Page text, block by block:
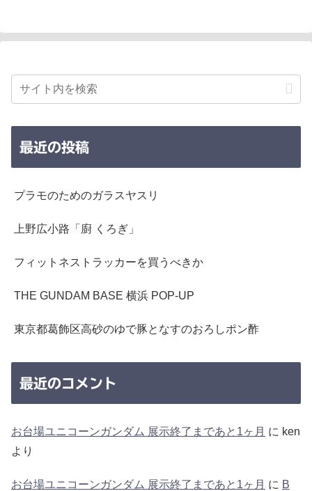
最近の投稿
プラモのためのガラスヤスリ
上野広小路「廚 くろぎ」
フィットネストラッカーを買うべきか
THE GUNDAM BASE 横浜 POP-UP
東京都葛飾区高砂のゆで豚となすのおろしポン酢
最近のコメント
お台場ユニコーンガンダム 展示終了まであと1ヶ月 に ken
より
お台場ユニコーンガンダム 展示終了まであと1ヶ月 に B